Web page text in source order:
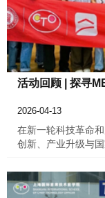
活动回顾 | 探寻
2026-04-13
在新一轮科技革命
创新、产业升级与